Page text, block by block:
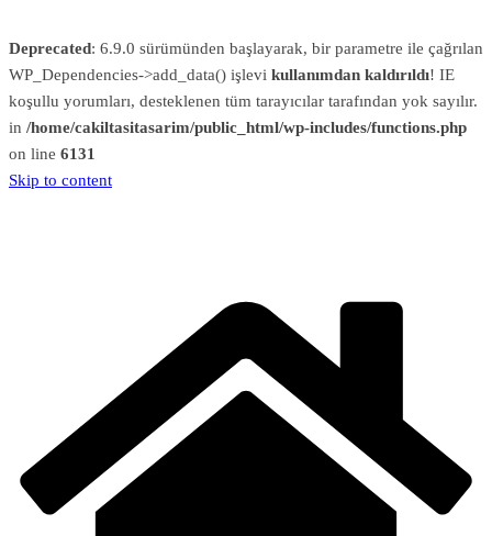
Deprecated: 6.9.0 sürümünden başlayarak, bir parametre ile çağrılan
WP_Dependencies->add_data() işlevi kullanımdan kaldırıldı! IE
koşullu yorumları, desteklenen tüm tarayıcılar tarafından yok sayılır.
in /home/cakiltasitasarim/public_html/wp-includes/functions.php
on line 6131
Skip to content